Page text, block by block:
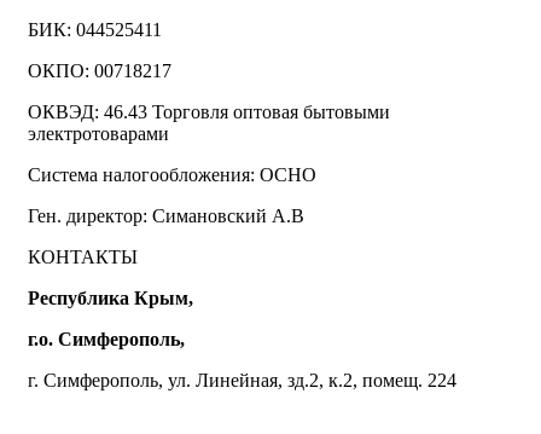
БИК: 044525411
ОКПО: 00718217
ОКВЭД: 46.43 Торговля оптовая бытовыми
электротоварами
Система налогообложения: ОСНО
Ген. директор: Симановский А.В
КОНТАКТЫ
Республика Крым,
г.о. Симферополь,
г. Симферополь, ул. Линейная, зд.2, к.2, помещ. 224